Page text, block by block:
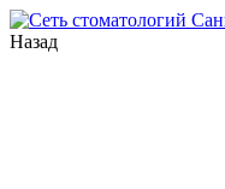
Назад